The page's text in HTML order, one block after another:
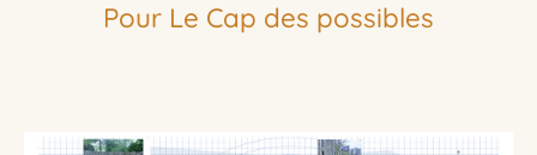
Pour Le Cap des possibles